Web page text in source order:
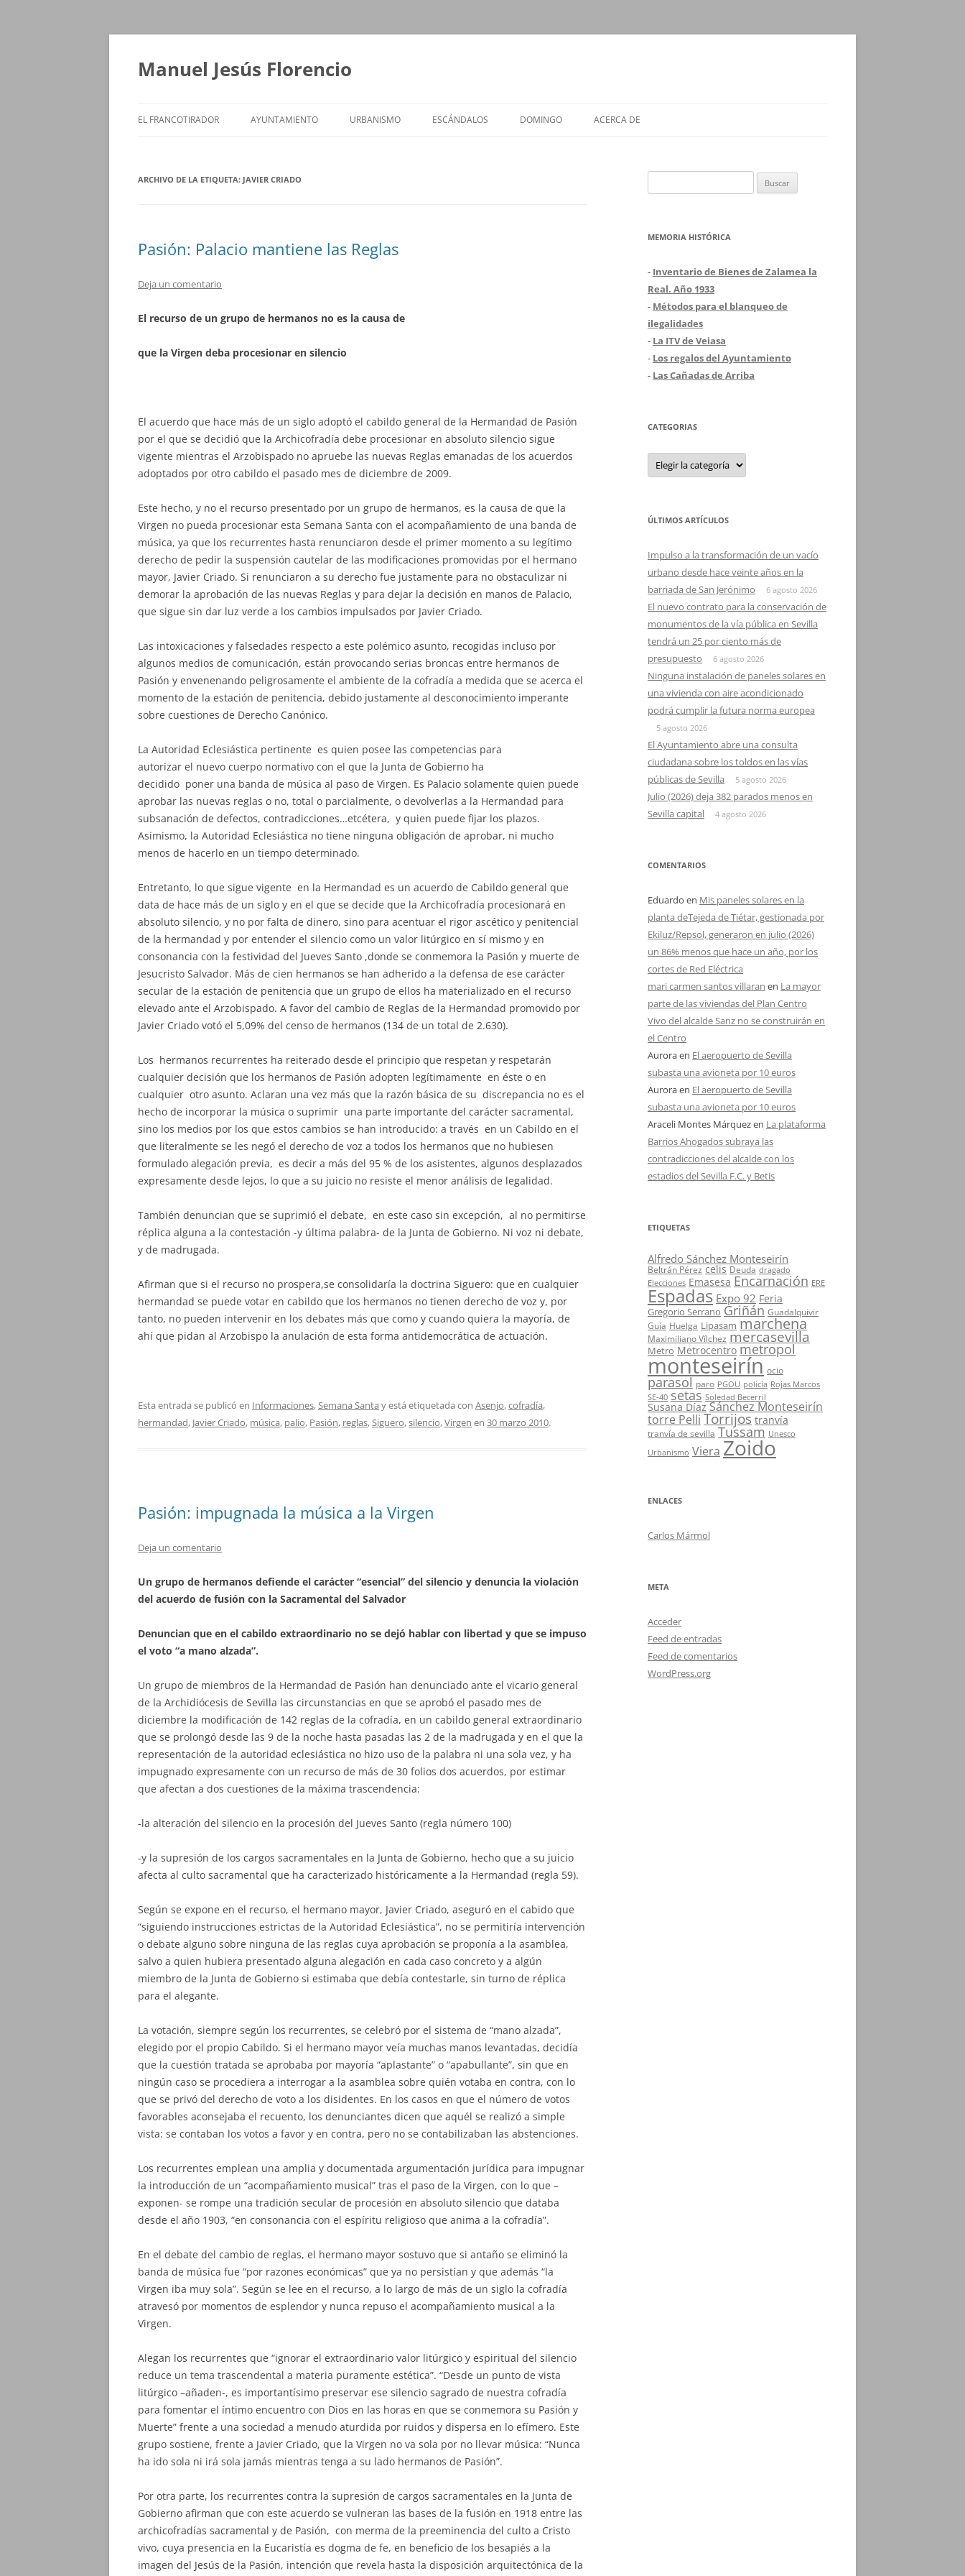
Saltar
Manuel Jesús Florencio
EL FRANCOTIRADOR AYUNTAMIENTO URBANISMO ESCÁNDALOS DOMINGO ACERCA DE
ARCHIVO DE LA ETIQUETA: JAVIER CRIADO
Pasión: Palacio mantiene las Reglas
Deja un comentario
El recurso de un grupo de hermanos no es la causa de
que la Virgen deba procesionar en silencio
El acuerdo que hace más de un siglo adoptó el cabildo general de la Hermandad de Pasión
por el que se decidió que la Archicofradía debe procesionar en absoluto silencio sigue
vigente mientras el Arzobispado no apruebe las nuevas Reglas emanadas de los acuerdos
adoptados por otro cabildo el pasado mes de diciembre de 2009.
Este hecho, y no el recurso presentado por un grupo de hermanos, es la causa de que la
Virgen no pueda procesionar esta Semana Santa con el acompañamiento de una banda de
música, ya que los recurrentes hasta renunciaron desde el primer momento a su legítimo
derecho de pedir la suspensión cautelar de las modificaciones promovidas por el hermano
mayor, Javier Criado. Si renunciaron a su derecho fue justamente para no obstaculizar ni
demorar la aprobación de las nuevas Reglas y para dejar la decisión en manos de Palacio,
que sigue sin dar luz verde a los cambios impulsados por Javier Criado.
Las intoxicaciones y falsedades respecto a este polémico asunto, recogidas incluso por
algunos medios de comunicación, están provocando serias broncas entre hermanos de
Pasión y envenenando peligrosamente el ambiente de la cofradía a medida que se acerca el
momento de la estación de penitencia, debido justamente al desconocimiento imperante
sobre cuestiones de Derecho Canónico.
La Autoridad Eclesiástica pertinente es quien posee las competencias para
autorizar el nuevo cuerpo normativo con el que la Junta de Gobierno ha
decidido poner una banda de música al paso de Virgen. Es Palacio solamente quien puede
aprobar las nuevas reglas o no, total o parcialmente, o devolverlas a la Hermandad para
subsanación de defectos, contradicciones…etcétera, y quien puede fijar los plazos.
Asimismo, la Autoridad Eclesiástica no tiene ninguna obligación de aprobar, ni mucho
menos de hacerlo en un tiempo determinado.
Entretanto, lo que sigue vigente en la Hermandad es un acuerdo de Cabildo general que
data de hace más de un siglo y en el que se decide que la Archicofradía procesionará en
absoluto silencio, y no por falta de dinero, sino para acentuar el rigor ascético y penitencial
de la hermandad y por entender el silencio como un valor litúrgico en sí mismo y en
consonancia con la festividad del Jueves Santo ,donde se conmemora la Pasión y muerte de
Jesucristo Salvador. Más de cien hermanos se han adherido a la defensa de ese carácter
secular de la estación de penitencia que un grupo de ellos ha materializado en el recurso
elevado ante el Arzobispado. A favor del cambio de Reglas de la Hermandad promovido por
Javier Criado votó el 5,09% del censo de hermanos (134 de un total de 2.630).
Los hermanos recurrentes ha reiterado desde el principio que respetan y respetarán
cualquier decisión que los hermanos de Pasión adopten legítimamente en éste o en
cualquier otro asunto. Aclaran una vez más que la razón básica de su discrepancia no es el
hecho de incorporar la música o suprimir una parte importante del carácter sacramental,
sino los medios por los que estos cambios se han introducido: a través en un Cabildo en el
que literalmente se les negó el derecho de voz a todos los hermanos que no hubiesen
formulado alegación previa, es decir a más del 95 % de los asistentes, algunos desplazados
expresamente desde lejos, lo que a su juicio no resiste el menor análisis de legalidad.
También denuncian que se suprimió el debate, en este caso sin excepción, al no permitirse
réplica alguna a la contestación -y última palabra- de la Junta de Gobierno. Ni voz ni debate,
y de madrugada.
Afirman que si el recurso no prospera,se consolidaría la doctrina Siguero: que en cualquier
hermandad se puede votar en cabildo que los hermanos no tienen derecho de voz y, por
tanto, no pueden intervenir en los debates más que como y cuando quiera la mayoría, de
ahí que pidan al Arzobispo la anulación de esta forma antidemocrática de actuación.
Esta entrada se publicó en Informaciones,Semana Santa y está etiquetada con Asenjo,cofradía,
hermandad, Javier Criado, música, palio, Pasión, reglas,Siguero,silencio,Virgen en 30 marzo 2010.
Pasión: impugnada la música a la Virgen
Deja un comentario
Un grupo de hermanos defiende el carácter “esencial” del silencio y denuncia la violación
del acuerdo de fusión con la Sacramental del Salvador
Denuncian que en el cabildo extraordinario no se dejó hablar con libertad y que se impuso
el voto “a mano alzada”.
Un grupo de miembros de la Hermandad de Pasión han denunciado ante el vicario general
de la Archidiócesis de Sevilla las circunstancias en que se aprobó el pasado mes de
diciembre la modificación de 142 reglas de la cofradía, en un cabildo general extraordinario
que se prolongó desde las 9 de la noche hasta pasadas las 2 de la madrugada y en el que la
representación de la autoridad eclesiástica no hizo uso de la palabra ni una sola vez, y ha
impugnado expresamente con un recurso de más de 30 folios dos acuerdos, por estimar
que afectan a dos cuestiones de la máxima trascendencia:
-la alteración del silencio en la procesión del Jueves Santo (regla número 100)
-y la supresión de los cargos sacramentales en la Junta de Gobierno, hecho que a su juicio
afecta al culto sacramental que ha caracterizado históricamente a la Hermandad (regla 59).
Según se expone en el recurso, el hermano mayor, Javier Criado, aseguró en el cabido que
“siguiendo instrucciones estrictas de la Autoridad Eclesiástica”, no se permitiría intervención
o debate alguno sobre ninguna de las reglas cuya aprobación se proponía a la asamblea,
salvo a quien hubiera presentado alguna alegación en cada caso concreto y a algún
miembro de la Junta de Gobierno si estimaba que debía contestarle, sin turno de réplica
para el alegante.
La votación, siempre según los recurrentes, se celebró por el sistema de “mano alzada”,
elegido por el propio Cabildo. Si el hermano mayor veía muchas manos levantadas, decidía
que la cuestión tratada se aprobaba por mayoría “aplastante” o “apabullante”, sin que en
ningún caso se procediera a interrogar a la asamblea sobre quién votaba en contra, con lo
que se privó del derecho de voto a los disidentes. En los casos en que el número de votos
favorables aconsejaba el recuento, los denunciantes dicen que aquél se realizó a simple
vista: se contaban los votos a favor y en contra, pero no se contabilizaban las abstenciones.
Los recurrentes emplean una amplia y documentada argumentación jurídica para impugnar
la introducción de un “acompañamiento musical” tras el paso de la Virgen, con lo que –
exponen- se rompe una tradición secular de procesión en absoluto silencio que databa
desde el año 1903, “en consonancia con el espíritu religioso que anima a la cofradía”.
En el debate del cambio de reglas, el hermano mayor sostuvo que si antaño se eliminó la
banda de música fue “por razones económicas” que ya no persistían y que además “la
Virgen iba muy sola”. Según se lee en el recurso, a lo largo de más de un siglo la cofradía
atravesó por momentos de esplendor y nunca repuso el acompañamiento musical a la
Virgen.
Alegan los recurrentes que “ignorar el extraordinario valor litúrgico y espiritual del silencio
reduce un tema trascendental a materia puramente estética”. “Desde un punto de vista
litúrgico –añaden-, es importantísimo preservar ese silencio sagrado de nuestra cofradía
para fomentar el íntimo encuentro con Dios en las horas en que se conmemora su Pasión y
Muerte” frente a una sociedad a menudo aturdida por ruidos y dispersa en lo efímero. Este
grupo sostiene, frente a Javier Criado, que la Virgen no va sola por no llevar música: “Nunca
ha ido sola ni irá sola jamás mientras tenga a su lado hermanos de Pasión”.
Por otra parte, los recurrentes contra la supresión de cargos sacramentales en la Junta de
Gobierno afirman que con este acuerdo se vulneran las bases de la fusión en 1918 entre las
archicofradías sacramental y de Pasión, con merma de la preeminencia del culto a Cristo
vivo, cuya presencia en la Eucaristía es dogma de fe, en beneficio de los besapiés a la
imagen del Jesús de la Pasión, intención que revela hasta la disposición arquitectónica de la
MEMORIA HISTÓRICA
- Inventario de Bienes de Zalamea la
Real. Año 1933
- Métodos para el blanqueo de
ilegalidades
- La ITV de Veiasa
- Los regalos del Ayuntamiento
- Las Cañadas de Arriba
CATEGORIAS
Categorias
ÚLTIMOS ARTÍCULOS
Impulso a la transformación de un vacío
urbano desde hace veinte años en la
barriada de San Jerónimo
6 agosto 2026
El nuevo contrato para la conservación de
monumentos de la vía pública en Sevilla
tendrá un 25 por ciento más de
presupuesto
6 agosto 2026
Ninguna instalación de paneles solares en
una vivienda con aire acondicionado
podrá cumplir la futura norma europea
5 agosto 2026
El Ayuntamiento abre una consulta
ciudadana sobre los toldos en las vías
públicas de Sevilla
5 agosto 2026
Julio (2026) deja 382 parados menos en
Sevilla capital
4 agosto 2026
COMENTARIOS
Eduardo en Mis paneles solares en la
planta deTejeda de Tiétar, gestionada por
Ekiluz/Repsol, generaron en julio (2026)
un 86% menos que hace un año, por los
cortes de Red Eléctrica
mari carmen santos villaran en La mayor
parte de las viviendas del Plan Centro
Vivo del alcalde Sanz no se construirán en
el Centro
Auroraen El aeropuerto de Sevilla
subasta una avioneta por 10 euros
Auroraen El aeropuerto de Sevilla
subasta una avioneta por 10 euros
Araceli Montes Márquezen La plataforma
Barrios Ahogados subraya las
contradicciones del alcalde con los
estadios del Sevilla F.C. y Betis
ETIQUETAS
Alfredo Sánchez Monteseirín
Beltrán Pérez celis Deuda dragado
Elecciones Emasesa Encarnación ERE
Espadas Expo 92 Feria
Gregorio Serrano Griñán Guadalquivir
Guía Huelga Lipasam marchena
Maximiliano Vílchez mercasevilla
Metro Metrocentro metropol
monteseirín ocio
parasol paro PGOU policía Rojas Marcos
SE-40 setas Soledad Becerril
Susana Díaz Sánchez Monteseirín
torre Pelli Torrijos tranvía
tranvía de sevilla Tussam Unesco
Urbanismo Viera Zoido
ENLACES
Carlos Mármol
META
Acceder
Feed de entradas
Feed de comentarios
WordPress.org